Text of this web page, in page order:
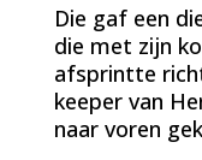
Die gaf een
die met zijn
afsprintte
keeper van
naar voren